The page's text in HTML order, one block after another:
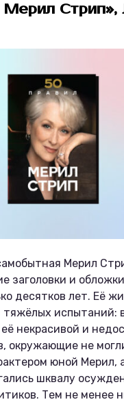
Мерил Стрип»,
Мерил
заголовки и
десятков лет. Её
тяжёлых испытаний:
некрасивой и
окружающие не
юной Мерил,
шквалу
Тем не менее